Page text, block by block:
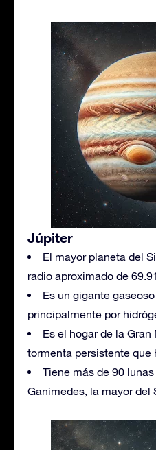
Júpiter
El mayor planeta del
radio aproximado de
Es un gigante
principalmente por
Es el hogar de la
tormenta persistente que
Tiene más de 90
Ganímedes, la mayor del